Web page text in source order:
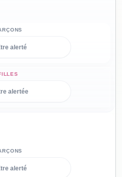
alerté
alertée
alerté